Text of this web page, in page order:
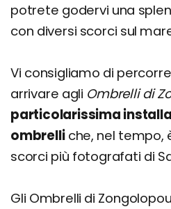
potrete godervi una
con diversi scorci sul
Vi consigliamo di
arrivare agli Ombrelli di
particolarissima
ombrelliche, nel tempo,
scorci più fotografati di
Gli Ombrelli di